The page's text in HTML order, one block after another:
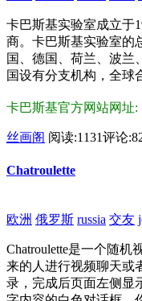
卡巴斯基实验室成立于
商。卡巴斯基实验室的
国、德国、荷兰、波兰
国设有分支机构，全球
卡巴斯基官方网站网
丝画阁 阅读:1131评论:8
Chatroulette
欧洲 俄罗斯 russia 交友
Chatroulette是一个随机
来的人进行视频聊天或
录，完成后页面左侧显